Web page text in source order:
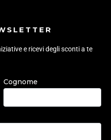
e ricevi degli sconti a te
Cognome